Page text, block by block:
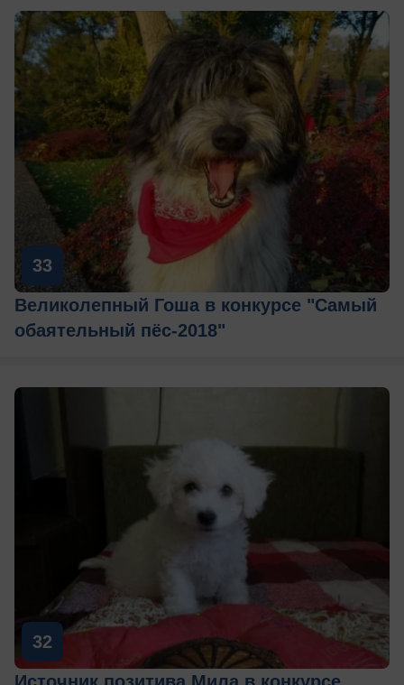
33
Великолепный Гоша в конкурсе "Самый
обаятельный пёс-2018"
32